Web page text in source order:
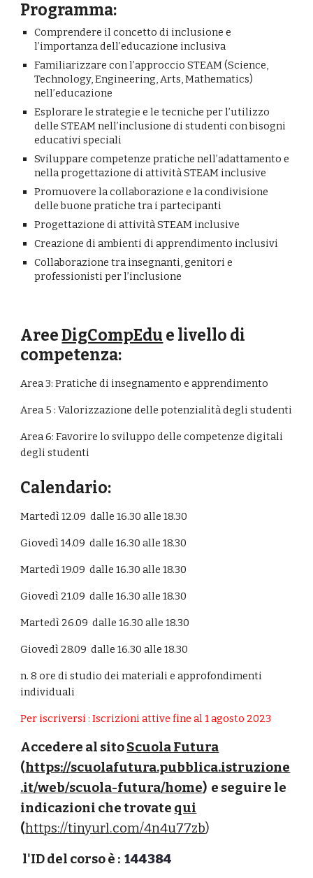
Programma:
Comprendere il concetto di inclusione e
l’importanza dell’educazione inclusiva
Familiarizzare con l’approccio STEAM (Science,
Technology, Engineering, Arts, Mathematics)
nell’educazione
Esplorare le strategie e le tecniche per l’utilizzo
delle STEAM nell’inclusione di studenti con bisogni
educativi speciali
Sviluppare competenze pratiche nell’adattamento e
nella progettazione di attività STEAM inclusive
Promuovere la collaborazione e la condivisione
delle buone pratiche tra i partecipanti
Progettazione di attività STEAM inclusive
Creazione di ambienti di apprendimento inclusivi
Collaborazione tra insegnanti, genitori e
professionisti per l’inclusione
AreeDigCompEdu e livello di
competenza:
Area 3: Pratiche di insegnamento e apprendimento
Area 5 : Valorizzazione delle potenzialitàdegli studenti
Area 6: Favorire lo sviluppo delle competenze digitali
degli studenti
Calendario:
Martedì 12.09 dalle 16.30 alle 18.30
Giovedì 14.09 dalle 16.30 alle 18.30
Martedì 19.09 dalle 16.30 alle 18.30
Giovedì 21.09 dalle 16.30 alle 18.30
Martedì 26.09 dalle 16.30 alle 18.30
Giovedì 28.09 dalle 16.30 alle 18.30
n. 8 ore di studio dei materiali e approfondimenti
individuali
Per iscriversi : Iscrizioni attive fine al 1 agosto 2023
Accedere al sitoScuola Futura
(https://scuolafutura.pubblica.istruzione
.it/web/scuola-futura/home) e seguire le
indicazioni che trovate qui
(https://tinyurl.com/4n4u77zb)
l'ID del corso è :144384